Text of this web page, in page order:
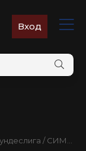
Вход
/ СИМУЛКАСТ / МУЛЬТИКАСТ / 5 матчей в одном эфире